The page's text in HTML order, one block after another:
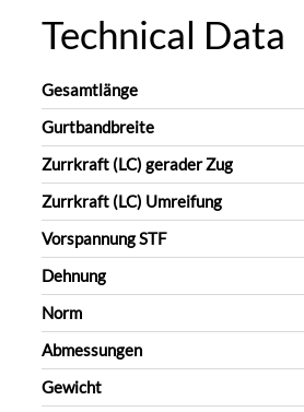
Technical Data
Gesamtlänge
Gurtbandbreite
Zurrkraft (LC) gerader Zug
Zurrkraft (LC) Umreifung
Vorspannung STF
Dehnung
Norm
Abmessungen
Gewicht